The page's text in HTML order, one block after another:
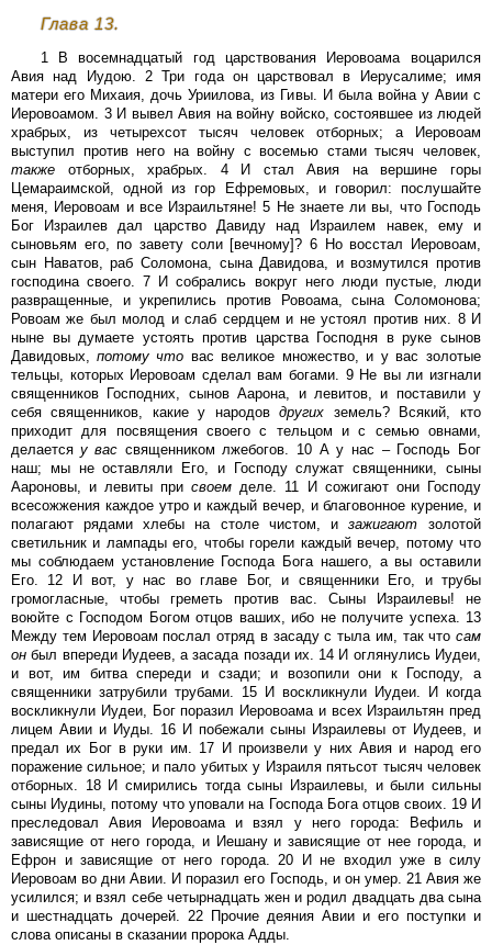
Глава 13.
1 В восемнадцатый год царствования Иеровоама воцарился
Авия над Иудою. 2 Три года он царствовал в Иерусалиме; имя
матери его Михаия, дочь Уриилова, из Гивы. И была война у Авии с
Иеровоамом. 3 И вывел Авия на войну войско, состоявшее из людей
храбрых, из четырехсот тысяч человек отборных; а Иеровоам
выступил против него на войну с восемью стами тысяч человек,
также отборных, храбрых. 4 И стал Авия на вершине горы
Цемараимской, одной из гор Ефремовых, и говорил: послушайте
меня, Иеровоам и все Израильтяне! 5 Не знаете ли вы, что Господь
Бог Израилев дал царство Давиду над Израилем навек, ему и
сыновьям его, по завету соли [вечному]? 6 Но восстал Иеровоам,
сын Наватов, раб Соломона, сына Давидова, и возмутился против
господина своего. 7 И собрались вокруг него люди пустые, люди
развращенные, и укрепились против Ровоама, сына Соломонова;
Ровоам же был молод и слаб сердцем и не устоял против них. 8 И
ныне вы думаете устоять против царства Господня в руке сынов
Давидовых, потому что вас великое множество, и у вас золотые
тельцы, которых Иеровоам сделал вам богами. 9 Не вы ли изгнали
священников Господних, сынов Аарона, и левитов, и поставили у
себя священников, какие у народов других земель? Всякий, кто
приходит для посвящения своего с тельцом и с семью овнами,
делается у вас священником лжебогов. 10 А у нас – Господь Бог
наш; мы не оставляли Его, и Господу служат священники, сыны
Аароновы, и левиты при своем деле. 11 И сожигают они Господу
всесожжения каждое утро и каждый вечер, и благовонное курение, и
полагают рядами хлебы на столе чистом, и зажигают золотой
светильник и лампады его, чтобы горели каждый вечер, потому что
мы соблюдаем установление Господа Бога нашего, а вы оставили
Его. 12 И вот, у нас во главе Бог, и священники Его, и трубы
громогласные, чтобы греметь против вас. Сыны Израилевы! не
воюйте с Господом Богом отцов ваших, ибо не получите успеха. 13
Между тем Иеровоам послал отряд в засаду с тыла им, так что сам
он был впереди Иудеев, а засада позади их. 14 И оглянулись Иудеи,
и вот, им битва спереди и сзади; и возопили они к Господу, а
священники затрубили трубами. 15 И воскликнули Иудеи. И когда
воскликнули Иудеи, Бог поразил Иеровоама и всех Израильтян пред
лицем Авии и Иуды. 16 И побежали сыны Израилевы от Иудеев, и
предал их Бог в руки им. 17 И произвели у них Авия и народ его
поражение сильное; и пало убитых у Израиля пятьсот тысяч человек
отборных. 18 И смирились тогда сыны Израилевы, и были сильны
сыны Иудины, потому что уповали на Господа Бога отцов своих. 19 И
преследовал Авия Иеровоама и взял у него города: Вефиль и
зависящие от него города, и Иешану и зависящие от нее города, и
Ефрон и зависящие от него города. 20 И не входил уже в силу
Иеровоам во дни Авии. И поразил его Господь, и он умер. 21 Авия же
усилился; и взял себе четырнадцать жен и родил двадцать два сына
и шестнадцать дочерей. 22 Прочие деяния Авии и его поступки и
слова описаны в сказании пророка Адды.